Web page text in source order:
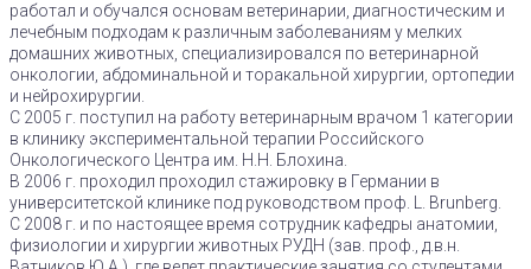
работал и обучался основам ветеринарии, диагностическим и
лечебным подходам к различным заболеваниям у мелких
домашних животных, специализировался по ветеринарной
онкологии, абдоминальной и торакальной хирургии, ортопедии
и нейрохирургии.
С 2005 г. поступил на работу ветеринарным врачом 1 категории
в клинику экспериментальной терапии Российского
Онкологического Центра им. Н.Н. Блохина.
В 2006 г. проходил проходил стажировку в Германии в
университетской клинике под руководством проф. L. Brunberg.
С 2008 г. и по настоящее время сотрудник кафедры анатомии,
физиологии и хирургии животных РУДН (зав. проф., д.в.н.